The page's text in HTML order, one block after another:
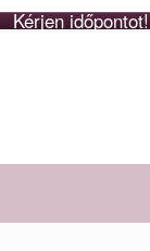
Kérjen időpontot!